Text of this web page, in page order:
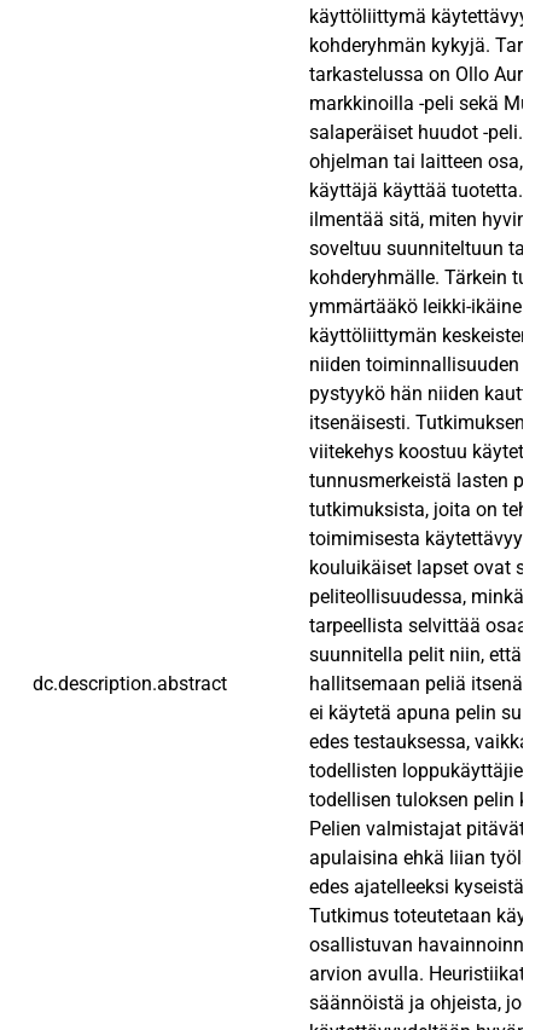
dc.description.abstract
käyttöliittymä
kohderyhmän kykyjä.
tarkastelussa on Ollo
markkinoilla -peli sekä
salaperäiset huudot -peli.
ohjelman tai laitteen osa,
käyttäjä käyttää tuotetta.
ilmentää sitä, miten hyvin
soveltuu suunniteltuun
kohderyhmälle. Tärkein
ymmärtääkö leikki-ikäinen
käyttöliittymän keskeisten
niiden toiminnallisuuden
pystyykö hän niiden
itsenäisesti. Tutkimuksen
viitekehys koostuu
tunnusmerkeistä lasten
tutkimuksista, joita on
toimimisesta
kouluikäiset lapset ovat
peliteollisuudessa, minkä
tarpeellista selvittää
suunnitella pelit niin, että
hallitsemaan peliä
ei käytetä apuna pelin
edes testauksessa, vaikka
todellisten loppukäyttäjien
todellisen tuloksen pelin
Pelien valmistajat pitävät
apulaisina ehkä liian
edes ajatelleeksi kyseistä
Tutkimus toteutetaan
osallistuvan
arvion avulla. Heuristiikat
säännöistä ja ohjeista,